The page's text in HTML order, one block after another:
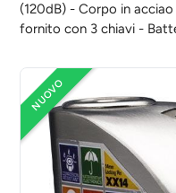
NUOVO
(120dB) - Corpo in
fornito con 3 chiavi -